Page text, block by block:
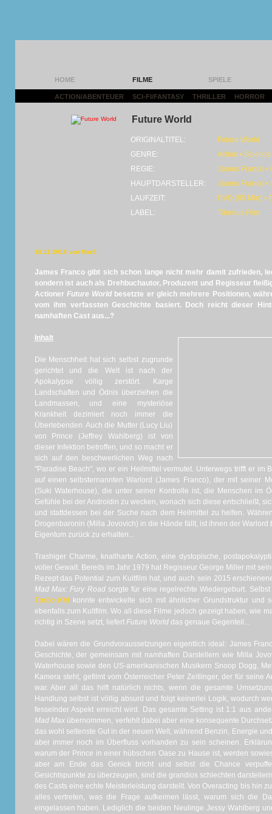
HOME FILME SPIELE
ACTION/ABENTEUER SCI-FI/FANTASY THRILLER HORROR
Future World
ORIGINALTITEL:
Future World
GENRE:
Action •
REGIE:
James Franco •
HAUPTDARSTELLER:
James Franco •
LAUFZEIT:
DVD (85 Min) •
LABEL:
Tiberius Film
18.11.2018 von MarS
James Franco gibt sich schon lange nicht mehr damit zufrieden,
sondern ist auch als Drehbuchautor, Produzent und Regisseur
Actioner Future World besetzte er gleich mehrere Positionen,
vom ihm verfassten Geschichte basiert. Doch reicht dieser
namhaften Cast aus...?
Inhalt
Die Menschheit hat sich selbst zugrunde
gerichtet und die Welt ist nach der
Apokalypse völlig zerstört. Karge
Landschaften und Ödnis überziehen die
Landmassen, und eine mysteriöse
Krankheit dezimiert noch immer die
Überlebenden. Auch die Mutter (Lucy Liu)
von Prince (Jeffrey Wahlberg) ist von
dieser Infektion betroffen, und so macht er
sich auf den beschwerlichen Weg nach
"Paradise Beach", wo er ein Heilmittel vermutet. Unterwegs trifft er im
auf einen selbsternannten Warlord (James Franco), der mit seiner
(Suki Waterhouse), die unter seiner Kontrolle ist, die Menschen im
Gefühle bei der Androidin zu wecken, wonach sich diese entschließt,
und stattdessen bei der Suche nach dem Heilmittel zu helfen.
Drogenbaronin (Milla Jovovich) in die Hände fällt, ist ihnen der Warlord
Eigentum zurück zu erhalten...
Trashiger Charme, knallharte Action, eine dystopische,
voller Gewalt. Bereits im Jahr 1979 hat Regisseur George Miller mit
Rezept das Potential zum Kultfilm hat, und auch sein 2015
Mad Max: Fury Roadsorgte für eine regelrechte Wiedergeburt.
Turbo Kidkonnte entwickelte sich mit ähnlicher Grundstruktur und
ebenfalls zum Kultfilm. Wo all diese Filme jedoch gezeigt haben, wie
richtig in Szene setzt, liefert Future Worlddas genaue Gegenteil...
Dabei wären die Grundvoraussetzungen eigentlich ideal: James
Geschichte, der gemeinsam mit namhaften Darstellern wie Milla
Waterhouse sowie den US-amerikanischen Musikern Snoop Dogg,
Kamera steht, gefilmt vom Österreicher Peter Zeitlinger, der für seine
war. Aber all das hilft natürlich nichts, wenn die gesamte
Handlung selbst ist völlig absurd und folgt keinerlei Logik, wodurch
fesselnder Aspekt erreicht wird. Das gesamte Setting ist 1:1 aus
Mad Maxübernommen, verfehlt dabei aber eine konsequente
das wohl seltenste Gut in der neuen Welt, während Benzin, Energie
aber immer noch im Überfluss vorhanden zu sein scheinen.
warum der Prince in einer hübschen Oase zu Hause ist, werden
aber am Ende das Genick bricht und selbst die Chance
Gesichtspunkte zu überzeugen, sind die grandios schlechten
des Casts eine echte Meisterleistung darstellt. Von Overacting bis hin
alles vertreten, was die Frage aufkeimen lässt, warum sich die
eingelassen haben. Lediglich die beiden Neulinge Jessy Wahlberg